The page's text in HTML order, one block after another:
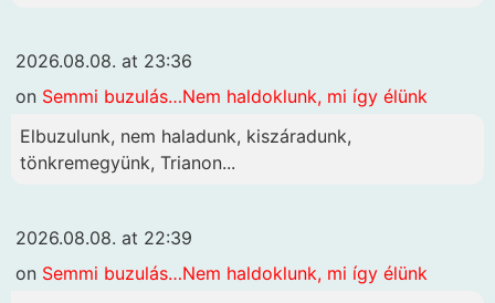
2026.08.08. at 23:36
on Semmi buzulás…Nem haldoklunk, mi így élünk
Elbuzulunk, nem haladunk, kiszáradunk,
tönkremegyünk, Trianon...
2026.08.08. at 22:39
on Semmi buzulás…Nem haldoklunk, mi így élünk